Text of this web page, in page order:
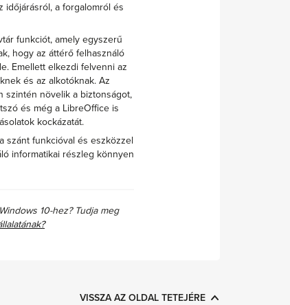
időjárásról, a forgalomról és
funkciót, amely egyszerű
hogy az áttérő felhasználó
Emellett elkezdi felvenni az
és az alkotóknak. Az
szintén növelik a biztonságot,
és még a LibreOffice is
kockázatát.
szánt funkcióval és eszközzel
informatikai részleg könnyen
10-hez? Tudja meg
VISSZA AZ OLDAL TETEJÉRE